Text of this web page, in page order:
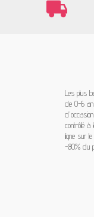
Les plus
de 0-6
contrôlé
ligne sur
-80% du